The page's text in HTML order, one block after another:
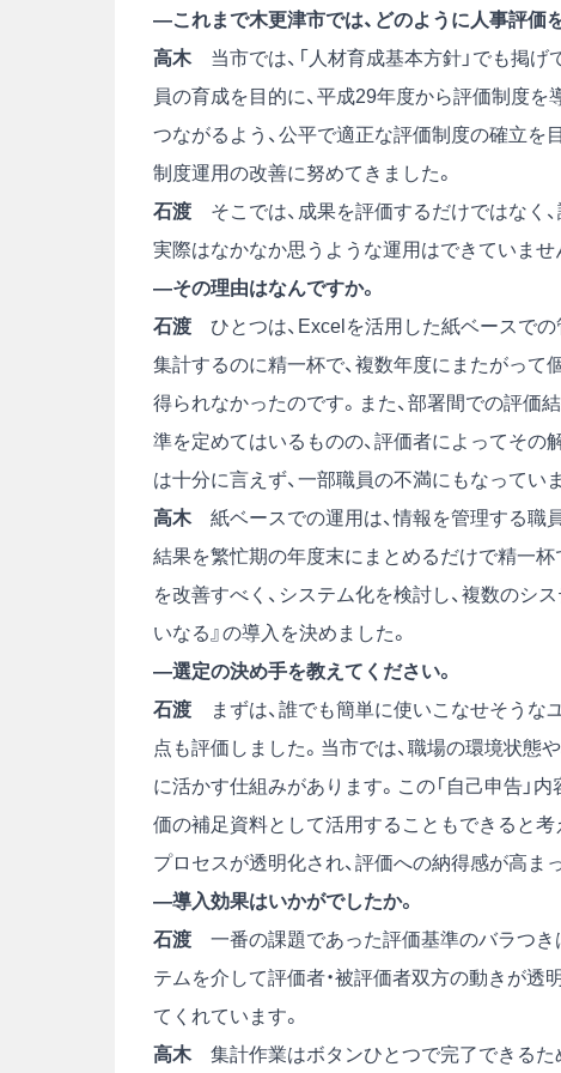
―これまで木更津市では、どのように人事評価
高木当市では、「人材育成基本方針」でも掲
員の育成を目的に、平成29年度から評価制度
つながるよう、公平で適正な評価制度の確立を
制度運用の改善に努めてきました。
石渡 そこでは、成果を評価するだけではなく
実際はなかなか思うような運用はできていませ
―その理由はなんですか。
石渡 ひとつは、Excelを活用した紙ベースで
集計するのに精一杯で、複数年度にまたがって
得られなかったのです。また、部署間での評価
準を定めてはいるものの、評価者によってその
は十分に言えず、一部職員の不満にもなっていま
高木紙ベースでの運用は、情報を管理する職
結果を繁忙期の年度末にまとめるだけで精一
を改善すべく、システム化を検討し、複数のシ
いなる』の導入を決めました。
―選定の決め手を教えてください。
石渡 まずは、誰でも簡単に使いこなせそうな
点も評価しました。当市では、職場の環境状態
に活かす仕組みがあります。この「自己申告」
価の補足資料として活用することもできると考
プロセスが透明化され、評価への納得感が高ま
―導入効果はいかがでしたか。
石渡 一番の課題であった評価基準のバラつき
テムを介して評価者・被評価者双方の動きが透
てくれています。
高木集計作業はボタンひとつで完了できるた